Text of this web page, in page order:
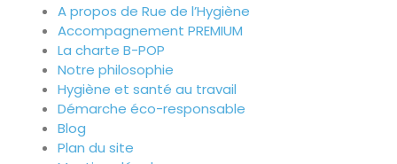
A propos de Rue de l’Hygiène
Accompagnement PREMIUM
La charte B-POP
Notre philosophie
Hygiène et santé au travail
Démarche éco-responsable
Blog
Plan du site